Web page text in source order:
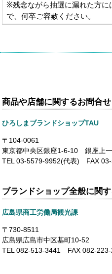
※残念ながら抽選に漏れた方に
で、何卒ご容赦ください。
商品や店舗に関するお問合せ
ひろしまブランドショップTAU
〒104-0061
東京都中央区銀座1-6-10 銀座上
TEL 03-5579-9952(代表) FAX
ブランドショップ全般に関
広島県商工労働局観光課
〒730-8511
広島県広島市中区基町10-52
TEL 082-513-3441 FAX 082-